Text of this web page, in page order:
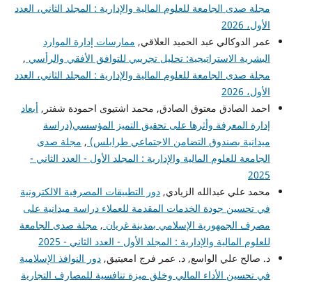
مجلة صدى الجامعة للعلوم المالية والإدارية : المجلد الثاني، العدد
الأول، 2026
عمر الدوكالي عبد الحميد العلاقي, ممارسات إدارة الموارد
البشرية الاستراتيجية: تحليل تجريبي للتوافق الأفقي والرأسي ,
مجلة صدى الجامعة للعلوم المالية والإدارية : المجلد الثاني، العدد
الأول، 2026
احمد الصادق معتوق الصادق, محمد اشتيوى احمودة شفتر, أبعاد
إدارة المعرفة وأثرها على تحقيق التميز المؤسسي(دراسة
ميدانية بصندوق التضامن الاجتماعي طرابلس) , مجلة صدى
الجامعة للعلوم المالية والإدارية : المجلد الأول - العدد الثاني -
2025
محمد علي عبدالله الزيادي, دور التطبيقات المصرفية الالكترونية
في تحسين جودة الخدمات المقدمة للعملاء دراسة ميدانية على
مصرف الجمهورية الإسلامي بمدينة غريان , مجلة صدى الجامعة
للعلوم المالية والإدارية : المجلد الأول - العدد الثاني - 2025
د. صالح علي الواسع, د. عمر فرج امعيتيق, دور النوافذ الإسلامية
في تحسين الأداء المالي وخلق ميزة تنافسية للمصارف التجارية